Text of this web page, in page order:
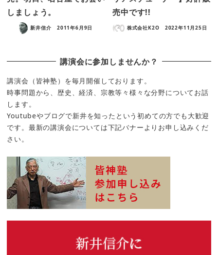
しましょう。
新井信介 2011年6月9日
売中です!!
株式会社K2O 2022年11月25日
講演会に参加しませんか？
講演会（皆神塾）を毎月開催しております。
時事問題から、歴史、経済、宗教等々様々な分野についてお話
します。
Youtubeやブログで新井を知ったという初めての方でも大歓迎
です。最新の講演会については下記バナーよりお申し込みくだ
さい。